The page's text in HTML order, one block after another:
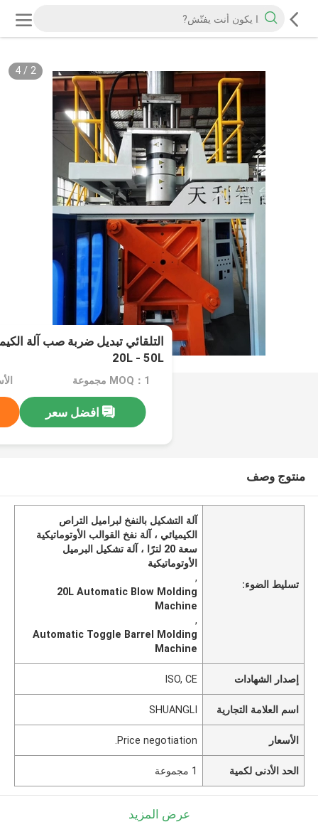
2
/
4
التلقائي تبديل ضربة صب آلة
20L - 50L
MOQ：1 مجموعة
افضل سعر
منتوج وصف
تسليط الضوء:
آلة التشكيل بالنفخ لبراميل التراص
الكيميائي ، آلة نفخ القوالب الأوتوماتيكية
سعة 20 لترًا ، آلة تشكيل البرميل
الأوتوماتيكية
,
20L Automatic Blow Molding
Machine
,
​Automatic Toggle Barrel Molding
Machine
إصدار الشهادات ISO, CE
اسم العلامة التجارية SHUANGLI
الأسعار Price negotiation.
الحد الأدنى لكمية 1 مجموعة
عرض المزيد